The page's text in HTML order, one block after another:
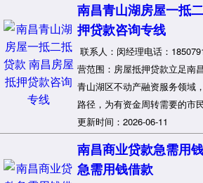
南昌青山湖房屋一抵
押贷款咨询专线
联系人：闵经理电话：
营范围：房屋抵押贷款立足南
青山湖区不动产融资服务领域
路径，为有资金周转需要的市
更新时间：2026-06-11
南昌商业贷款急需用
急需用钱借款